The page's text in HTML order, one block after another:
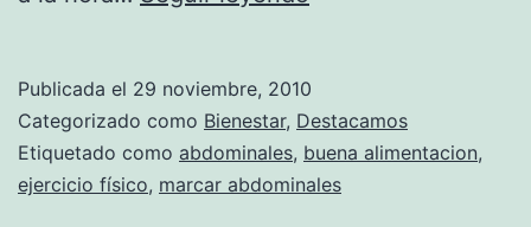
ayudan
a
marcar
Publicada el 29 noviembre, 2010
Categorizado como Bienestar, Destacamos
Etiquetado como abdominales, buena alimentacion,
ejercicio físico, marcar abdominales